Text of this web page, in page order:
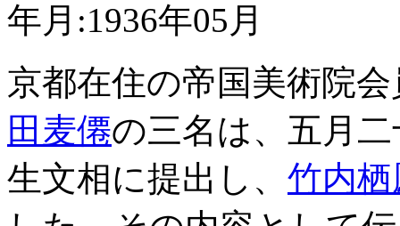
年月:1936年05月
京都在住の帝国美術院会
田麦僊の三名は、五月
生文相に提出し、 竹内栖